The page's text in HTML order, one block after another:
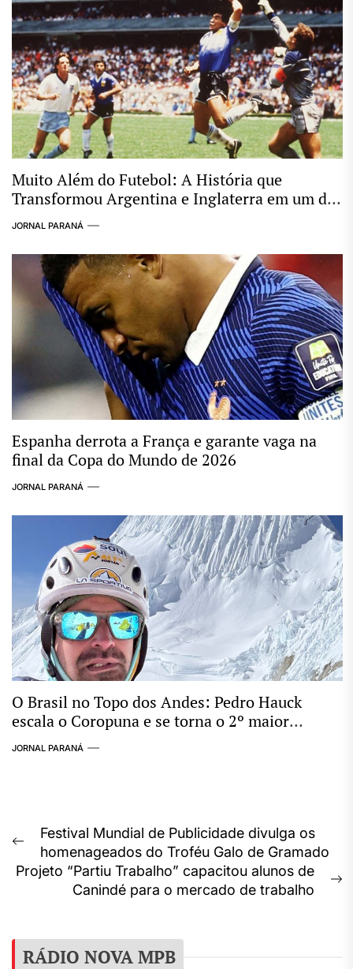
Muito Além do Futebol: A História que
Transformou Argentina e Inglaterra em um dos
Maiores Clássicos das Copas
JORNAL PARANÁ
Espanha derrota a França e garante vaga na
final da Copa do Mundo de 2026
JORNAL PARANÁ
O Brasil no Topo dos Andes: Pedro Hauck
escala o Coropuna e se torna o 2º maior
conquistador de “Seismiles” do mundo
JORNAL PARANÁ
Navegação
de
Post
Previous
post:
Festival Mundial de Publicidade divulga os
homenageados do Troféu Galo de Gramado
Projeto “Partiu Trabalho” capacitou alunos de
Canindé para o mercado de trabalho
RÁDIO NOVA MPB